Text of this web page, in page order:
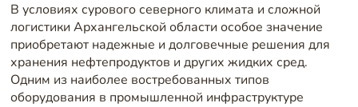
В условиях сурового северного климата и сложной
логистики Архангельской области особое значение
приобретают надежные и долговечные решения для
хранения нефтепродуктов и других жидких сред.
Одним из наиболее востребованных типов
оборудования в промышленной инфраструктуре